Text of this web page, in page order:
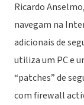
Ricardo
navegam na
adicionais de
utiliza um PC e
“patches” de
com firewall